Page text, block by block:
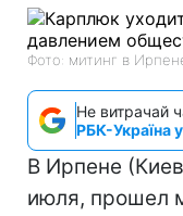
Фото: митинг в
Не витрачай
РБК-Україна
В Ирпене
июля, прошел